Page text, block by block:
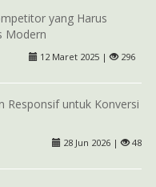
yang Harus
Modern
12 Maret 2025 | 296
Responsif untuk Konversi
28 Jun 2026 | 48